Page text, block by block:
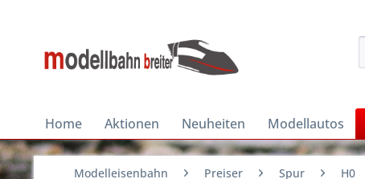
Home Aktionen Neuheiten Modellautos
Modelleisenbahn Preiser Spur H0